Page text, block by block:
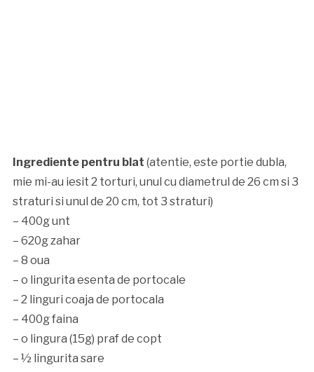
Ingrediente pentru blat (atentie, este portie dubla,
mie mi-au iesit 2 torturi, unul cu diametrul de 26 cm si 3
straturi si unul de 20 cm, tot 3 straturi)
– 400g unt
– 620g zahar
– 8 oua
– o lingurita esenta de portocale
– 2 linguri coaja de portocala
– 400g faina
– o lingura (15g) praf de copt
– ½ lingurita sare